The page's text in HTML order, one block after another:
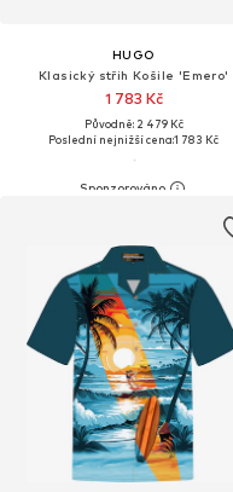
HUGO
Klasický střih Košile 'Emero'
1 783 Kč
Původně: 2 479 Kč
Poslední nejnižší cena:1 783 Kč